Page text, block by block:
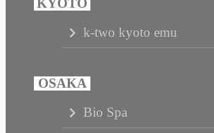
k-two kyoto emu
Bio Spa